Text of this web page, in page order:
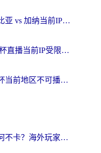
在海外看世界杯哥伦比亚 vs 加纳当前IP受限制？这篇指南帮你流畅看中文解说赛事
在越南看CCTV5世界杯直播当前IP受限制？海外党体育观赛终极指南来了
在日本看央视频世界杯当前地区不可播放？海外党体育观赛终极指南
在欧洲打魔兽世界如何不卡？海外玩家的国服游戏加速终极攻略